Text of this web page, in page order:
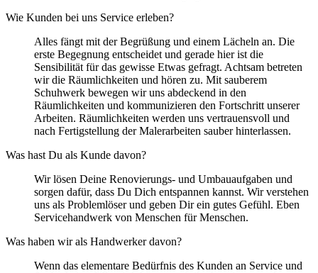
Wie Kunden bei uns Service erleben?
Alles fängt mit der Begrüßung und einem Lächeln an. Die
erste Begegnung entscheidet und gerade hier ist die
Sensibilität für das gewisse Etwas gefragt. Achtsam betreten
wir die Räumlichkeiten und hören zu. Mit sauberem
Schuhwerk bewegen wir uns abdeckend in den
Räumlichkeiten und kommunizieren den Fortschritt unserer
Arbeiten. Räumlichkeiten werden uns vertrauensvoll und
nach Fertigstellung der Malerarbeiten sauber hinterlassen.
Was hast Du als Kunde davon?
Wir lösen Deine Renovierungs- und Umbauaufgaben und
sorgen dafür, dass Du Dich entspannen kannst. Wir verstehen
uns als Problemlöser und geben Dir ein gutes Gefühl. Eben
Servicehandwerk von Menschen für Menschen.
Was haben wir als Handwerker davon?
Wenn das elementare Bedürfnis des Kunden an Service und